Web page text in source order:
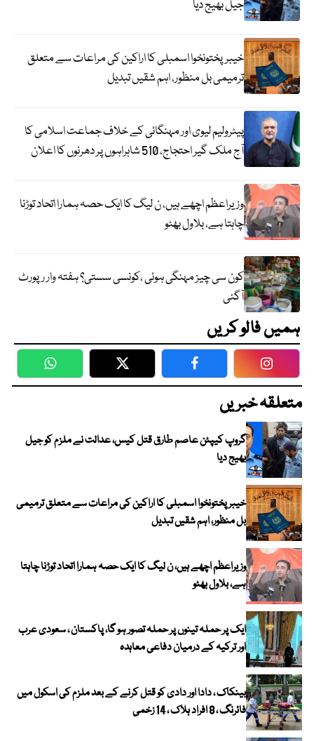
جیل بھیج دیا
خیبرپختونخوا اسمبلی کا اراکین کی مراعات سے متعلق
ترمیمی بل منظور، اہم شقیں تبدیل
پیٹرولیم لیوی اور مہنگائی کے خلاف جماعت اسلامی کا
آج ملک گیر احتجاج، 510 شاہراہوں پر دھرنوں کا اعلان
وزیراعظم اچھے ہیں، ن لیگ کا ایک حصہ ہمارا اتحاد توڑنا
چاہتا ہے، بلاول بھٹو
کون سی چیز مہنگی ہوئی ،کونسی سستی؟ ہفتہ وار رپورٹ
آگئی
ہمیں فالو کریں
WhatsApp Twitter Facebook
متعلقہ خبریں
گروپ کیپٹن عاصم طارق قتل کیس، عدالت نے ملزم کو جیل
بھیج دیا
خیبرپختونخوا اسمبلی کا اراکین کی مراعات سے متعلق ترمیمی
بل منظور، اہم شقیں تبدیل
وزیراعظم اچھے ہیں، ن لیگ کا ایک حصہ ہمارا اتحاد توڑنا چاہتا
ہے، بلاول بھٹو
ایک پر حملہ تینوں پر حملہ تصور ہو گا، پاکستان ، سعودی عرب
اور ترکیہ کے درمیان دفاعی معاہدہ
بینکاک ، دادا اور دادی کو قتل کرنے کے بعد ملزم کی اسکول میں
فائرنگ ، 8 افراد ہلاک ، 14 زخمی